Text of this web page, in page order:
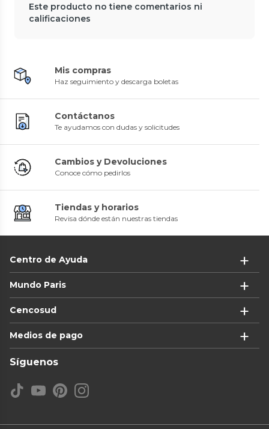
Este producto no tiene comentarios ni
calificaciones
Mis compras
Haz seguimiento y descarga boletas
Contáctanos
Te ayudamos con dudas y solicitudes
Cambios y Devoluciones
Conoce cómo pedirlos
Tiendas y horarios
Revisa dónde están nuestras tiendas
Centro de Ayuda
Mundo Paris
Cencosud
Medios de pago
Síguenos